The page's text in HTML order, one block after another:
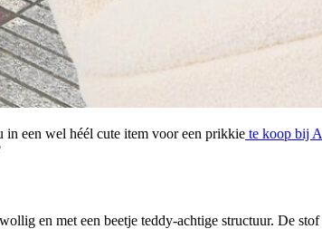
in een wel héél cute item voor een prikkie te koop bij
en met een beetje teddy-achtige structuur. De